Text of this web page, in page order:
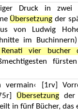
Druck in zwei
Übersetzung der
von Ludwig
im
vier bucher
[1rv]
Übersetzungder
in fünf Bücher, das